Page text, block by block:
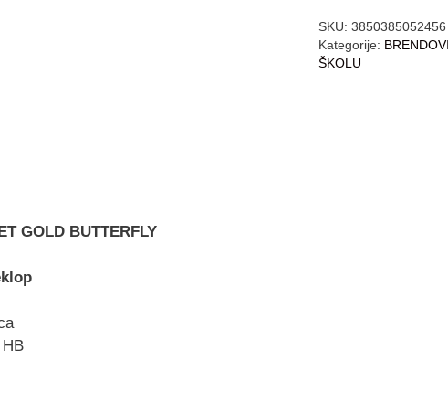
SKU:3850385052456
Kategorije: BRENDOVI
ŠKOLU
GOLD BUTTERFLY